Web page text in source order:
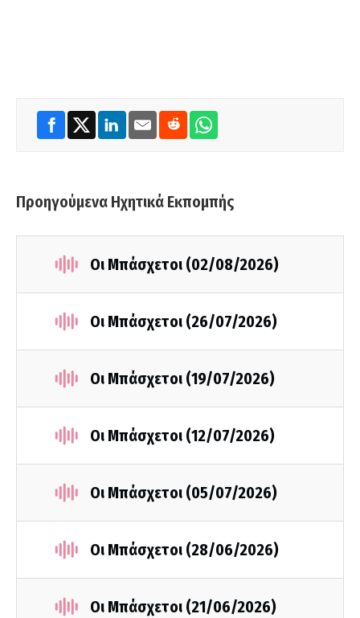
Προηγούμενα Ηχητικά Εκπομπής
Οι Μπάσχετοι (02/08/2026)
Οι Μπάσχετοι (26/07/2026)
Οι Μπάσχετοι (19/07/2026)
Οι Μπάσχετοι (12/07/2026)
Οι Μπάσχετοι (05/07/2026)
Οι Μπάσχετοι (28/06/2026)
Οι Μπάσχετοι (21/06/2026)